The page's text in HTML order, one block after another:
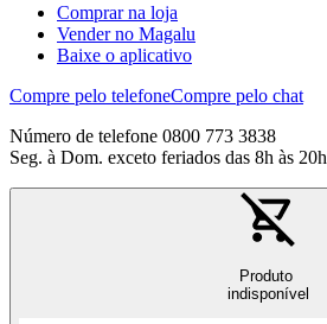
Comprar na loja
Vender no Magalu
Baixe o aplicativo
Compre pelo telefoneCompre pelo chat
Número de telefone 0800 773 3838
Seg. à Dom. exceto feriados das 8h às 20h
Produto
indisponível